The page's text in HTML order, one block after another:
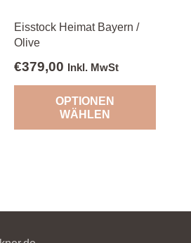
Eisstock Heimat Bayern /
Olive
€379,00 Inkl. MwSt
OPTIONEN
WÄHLEN